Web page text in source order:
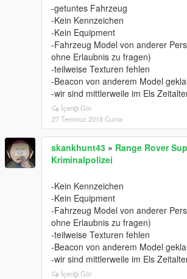
-getuntes Fahrzeug
-Kein Kennzeichen
-Kein Equipment
-Fahrzeug Model von anderer
ohne Erlaubnis zu fragen)
-teilweise Texturen fehlen
-Beacon von anderem Model
-wir sind mittlerweile im Els
İçeriği Gör
27 Temmuz 2018 Cuma
skankhunt43 » Range Rover
Kriminalpolizei
-Kein Kennzeichen
-Kein Equipment
-Fahrzeug Model von anderer
ohne Erlaubnis zu fragen)
-teilweise Texturen fehlen
-Beacon von anderem Model
-wir sind mittlerweile im Els
İçeriği Gör